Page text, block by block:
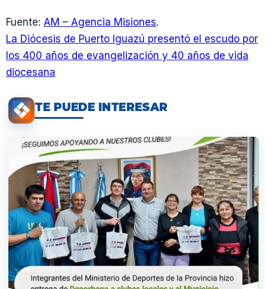
Fuente: AM – Agencia Misiones.
La Diócesis de Puerto Iguazú presentó el escudo por
los 400 años de evangelización y 40 años de vida
diocesana
TE PUEDE INTERESAR